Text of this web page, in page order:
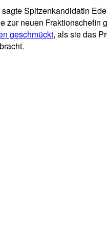
sagte Spitzenkandidatin
zur neuen
geschmückt, als sie das